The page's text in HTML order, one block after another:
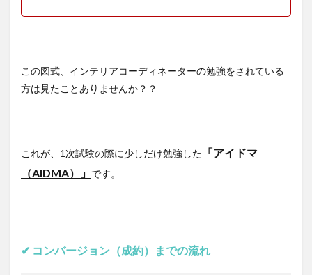
この図式、インテリアコーディネーターの勉強をされている
方は見たことありませんか？？
これが、1次試験の際に少しだけ勉強した 「アイドマ
（AIDMA）」 です。
✔︎ コンバージョン（成約）までの流れ